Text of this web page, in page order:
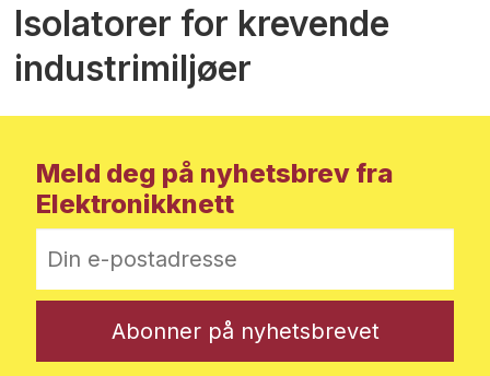
Isolatorer for krevende
industrimiljøer
Meld deg på nyhetsbrev fra
Elektronikknett